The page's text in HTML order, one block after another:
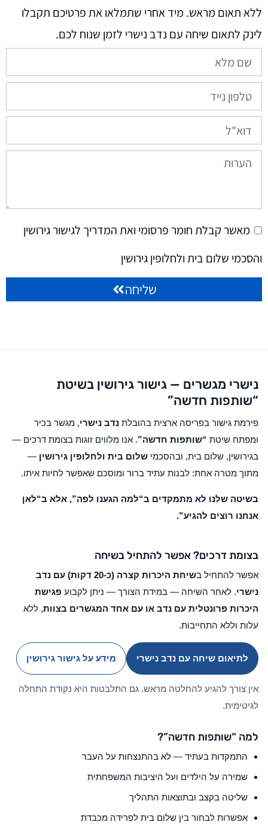
ללא תאום מראש. מיד אחרי שתמלאו את פרטיכם תקבלו
לינק לתאום שיחה עם נדב נישרי לזמן שנוח לכם.​
מאשר קבלת חומר פרסומי ואת המדריך לגישור גירושין
והסכמי שלום בית ולחלופין גירושין
שליחה
נישרי מגשרים — גישור גירושין בשיטת
“שותפות חדשה”
פירמת גישור בפריסה ארצית בהובלת נדב נישרי, מגשר בכיר
ומפתח שיטת “שותפות חדשה”. אנו מלווים זוגות בצומת דרכים —
בגירושין, שלום בית, ובהסכמי שלום בית ולחלופין גירושין —
מתוך מטרה אחת: לבנות עתיד ברור ומוסכם שאפשר לחיות איתו.
בשיטה שלנו לא מתמקדים ב“למה הגענו לפה”, אלא ב“לאן
אנחנו רוצים להגיע”.
בצומת דרכים? אפשר להתחיל בשיחה
אפשר להתחיל ב
שיחת היכרות קצרה (כ-20 דקות) עם נדב
נישרי. לאחר השיחה — במידת הצורך — ניתן לקבוע פגישת
היכרות פרונטלית עם נדב או עם אחד המגשרים בצוות, ללא
עלות וללא התחייבות.
לתיאום שיחה עם נדב נישרי מידע על גישור גירושין
אין צורך להגיע להחלטה מראש. גם התלבטות היא נקודת התחלה
לגיטימית.
למה “שותפות חדשה”?
התמקדות בעתיד — לא בהתנצחות על העבר
שמירה על הילדים ועל היציבות המשפחתית
שליטה בקצב ובתוצאות התהליך
אפשרות לבחור בין שלום בית לפרידה מכבדת